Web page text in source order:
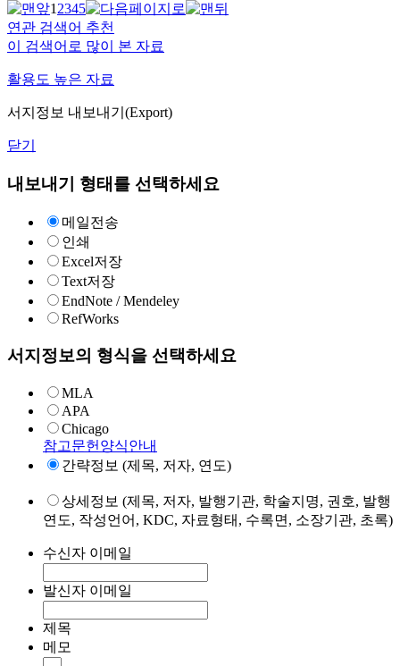
12345
연관 검색어 추천
이 검색어로 많이 본 자료
활용도 높은 자료
서지정보 내보내기(Export)
닫기
내보내기 형태를 선택하세요
메일전송
인쇄
Excel저장
Text저장
EndNote / Mendeley
RefWorks
서지정보의 형식을 선택하세요
MLA
APA
Chicago
참고문헌양식안내
간략정보 (제목, 저자, 연도)
상세정보 (제목, 저자, 발행기관, 학술지명, 권호, 발행
연도, 작성언어, KDC, 자료형태, 수록면, 소장기관, 초록)
수신자 이메일
발신자 이메일
제목
메모